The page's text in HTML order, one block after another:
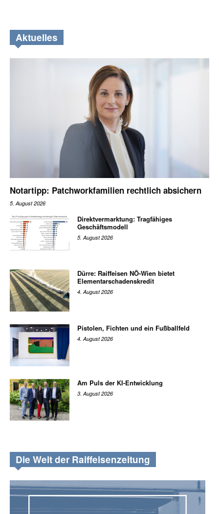
Aktuelles
Notartipp: Patchworkfamilien rechtlich absichern
5. August 2026
Direktvermarktung: Tragfähiges
Geschäftsmodell
5. August 2026
Dürre: Raiffeisen NÖ-Wien bietet
Elementarschadenskredit
4. August 2026
Pistolen, Fichten und ein Fußballfeld
4. August 2026
Am Puls der KI-Entwicklung
3. August 2026
Die Welt der Raiffeisenzeitung